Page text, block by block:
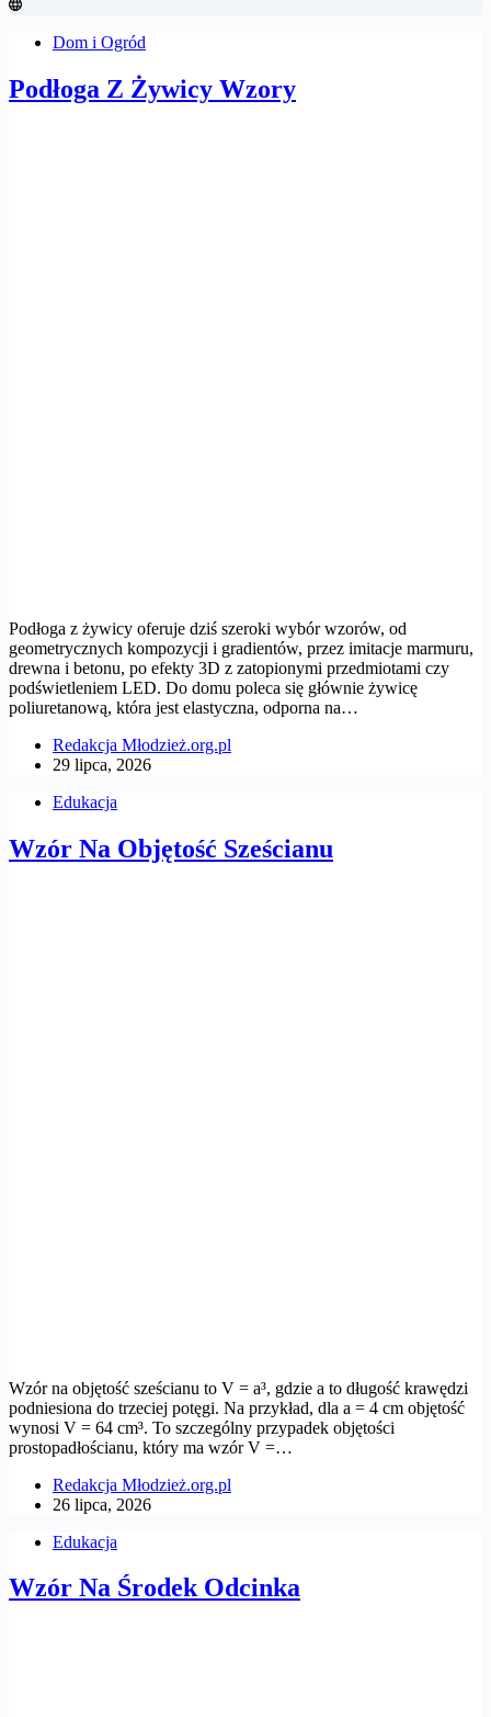
Dom i Ogród
Podłoga Z Żywicy Wzory
Podłoga z żywicy oferuje dziś szeroki wybór wzorów, od
geometrycznych kompozycji i gradientów, przez imitacje marmuru,
drewna i betonu, po efekty 3D z zatopionymi przedmiotami czy
podświetleniem LED. Do domu poleca się głównie żywicę
poliuretanową, która jest elastyczna, odporna na…
Redakcja Młodzież.org.pl
29 lipca, 2026
Edukacja
Wzór Na Objętość Sześcianu
Wzór na objętość sześcianu to V = a³, gdzie a to długość krawędzi
podniesiona do trzeciej potęgi. Na przykład, dla a = 4 cm objętość
wynosi V = 64 cm³. To szczególny przypadek objętości
prostopadłościanu, który ma wzór V =…
Redakcja Młodzież.org.pl
26 lipca, 2026
Edukacja
Wzór Na Środek Odcinka